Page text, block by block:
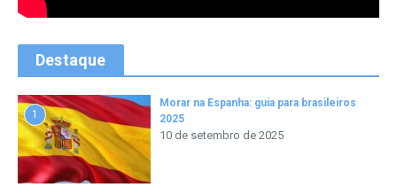
Destaque
1
Morar na Espanha: guia para brasileiros
2025
10 de setembro de 2025